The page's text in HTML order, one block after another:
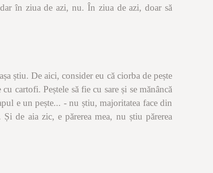
în ziua de azi, nu. În ziua de azi, doar să
știu. De aici, consider eu că ciorba de pește
cartofi. Peștele să fie cu sare și se mănâncă
e un pește... - nu știu, majoritatea face din
de aia zic, e părerea mea, nu știu părerea